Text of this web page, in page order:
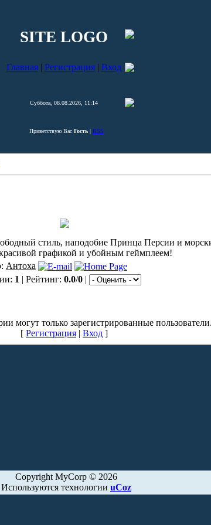
SITE LOGO
Главная| Регистрация| Вход
Суббота, 08.08.2026, 11:14
Приветствую Вас Гость| RSS
стиль, наподобие Принца Персии и
графикой и убойным геймплеем!
Антоха
1 | Рейтинг: 0.0/0 |
могут только зарегистрированные пользователи.
[ Регистрация | Вход ]
Copyright MyCorp © 2026
Используются технологии uCoz